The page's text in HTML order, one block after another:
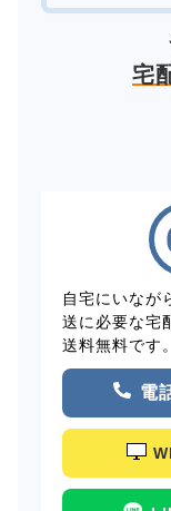
宅
自宅にいなが
送に必要な宅
送料無料です。
電